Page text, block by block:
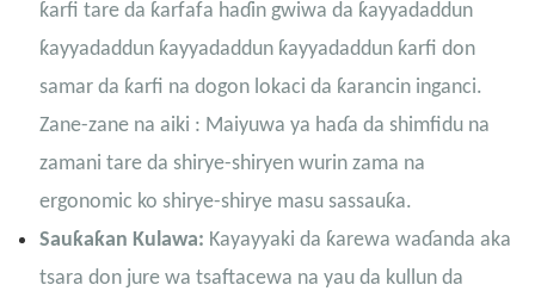
ƙarfi tare da ƙarfafa haɗin gwiwa da ƙayyadaddun
ƙayyadaddun ƙayyadaddun ƙayyadaddun ƙarfi don
samar da ƙarfi na dogon lokaci da ƙarancin inganci.
Zane-zane na aiki : Maiyuwa ya haɗa da shimfidu na
zamani tare da shirye-shiryen wurin zama na
ergonomic ko shirye-shirye masu sassauƙa.
Sauƙaƙan Kulawa: Kayayyaki da ƙarewa waɗanda aka
tsara don jure wa tsaftacewa na yau da kullun da